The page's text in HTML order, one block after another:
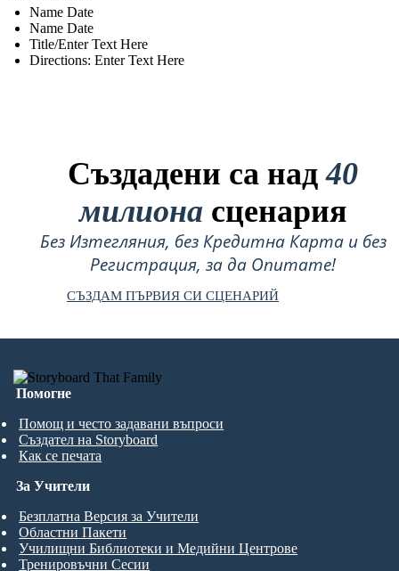
Name Date
Name Date
Title/Enter Text Here
Directions: Enter Text Here
Създадени са над40
милиона сценария
Без Изтегляния, без Кредитна Карта и без
Регистрация, за да Опитате!
СЪЗДАМ ПЪРВИЯ СИ СЦЕНАРИЙ
Помогне
Помощ и често задавани въпроси
Създател на Storyboard
Как се печата
За Учители
Безплатна Версия за Учители
Областни Пакети
Училищни Библиотеки и Медийни Центрове
Тренировъчни Сесии